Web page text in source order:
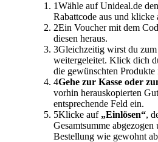
1Wähle auf Unideal.de
Rabattcode aus und klicke
2Ein Voucher mit dem
diesen heraus.
3Gleichzeitig wirst du
weitergeleitet. Klick dich
die gewünschten
4Gehe zur Kasse oder
vorhin herauskopierten
entsprechende Feld ein.
5Klicke auf „Einlösen“,
Gesamtsumme
Bestellung wie gewohnt